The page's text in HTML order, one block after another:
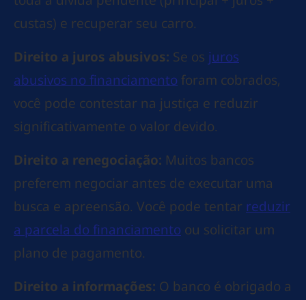
custas) e recuperar seu carro.
Direito a juros abusivos: Se os juros
abusivos no financiamento foram cobrados,
você pode contestar na justiça e reduzir
significativamente o valor devido.
Direito a renegociação: Muitos bancos
preferem negociar antes de executar uma
busca e apreensão. Você pode tentar reduzir
a parcela do financiamento ou solicitar um
plano de pagamento.
Direito a informações: O banco é obrigado a